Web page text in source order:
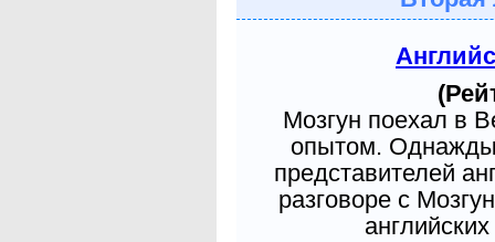
Мозгун поехал в
опытом. Однажды
представителей
разговоре с